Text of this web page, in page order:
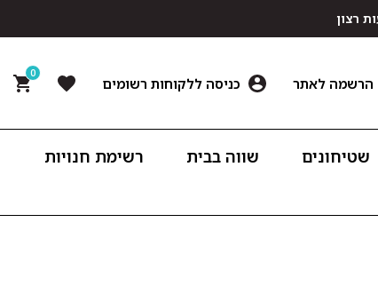
הרשמה לאתר כניסה ללקוחות רשומים
0
שטיחונים שווה בבית
רשימת חנויות